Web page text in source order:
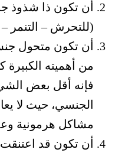
أن تكون ذا
(للتحرش – التنمر
أن تكون متحول
من أهميته
فإنه أقل بعض
الجنسي، حيث لا
مشاكل هرمونية
أن تكون قد اعتنقت